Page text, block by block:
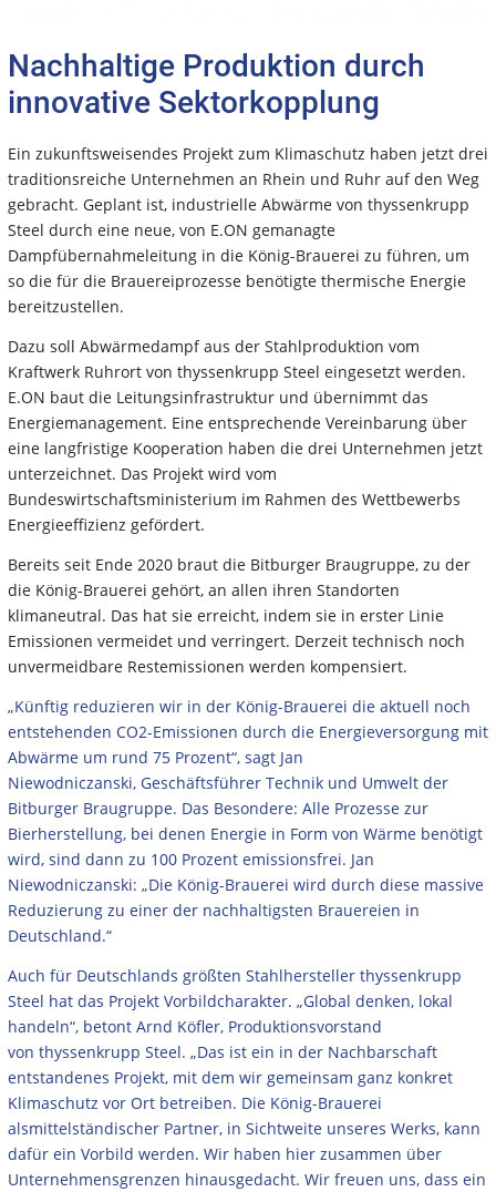
Nachhaltige Produktion durch
innovative Sektorkopplung
Ein zukunftsweisendes Projekt zum Klimaschutz haben jetzt drei
traditionsreiche Unternehmen an Rhein und Ruhr auf den Weg
gebracht. Geplant ist, industrielle Abwärme von thyssenkrupp
Steel durch eine neue, von E.ON gemanagte
Dampfübernahmeleitung in die König-Brauerei zu führen, um
so die für die Brauereiprozesse benötigte thermische Energie
bereitzustellen.
Dazu soll Abwärmedampf aus der Stahlproduktion vom
Kraftwerk Ruhrort von thyssenkrupp Steel eingesetzt werden.
E.ON baut die Leitungsinfrastruktur und übernimmt das
Energiemanagement. Eine entsprechende Vereinbarung über
eine langfristige Kooperation haben die drei Unternehmen jetzt
unterzeichnet. Das Projekt wird vom
Bundeswirtschaftsministerium im Rahmen des Wettbewerbs
Energieeffizienz gefördert.
Bereits seit Ende 2020 braut die Bitburger Braugruppe, zu der
die König-Brauerei gehört, an allen ihren Standorten
klimaneutral. Das hat sie erreicht, indem sie in erster Linie
Emissionen vermeidet und verringert. Derzeit technisch noch
unvermeidbare Restemissionen werden kompensiert.
„Künftig reduzieren wir in der König-Brauerei die aktuell noch
entstehenden CO2-Emissionen durch die Energieversorgung mit
Abwärme um rund 75 Prozent“, sagt Jan
Niewodniczanski, Geschäftsführer Technik und Umwelt der
Bitburger Braugruppe. Das Besondere: Alle Prozesse zur
Bierherstellung, bei denen Energie in Form von Wärme benötigt
wird, sind dann zu 100 Prozent emissionsfrei. Jan
Niewodniczanski: „Die König-Brauerei wird durch diese massive
Reduzierung zu einer der nachhaltigsten Brauereien in
Deutschland.“
Auch für Deutschlands größten Stahlhersteller thyssenkrupp
Steel hat das Projekt Vorbildcharakter. „Global denken, lokal
handeln“, betont Arnd Köfler, Produktionsvorstand
von thyssenkrupp Steel. „Das ist ein in der Nachbarschaft
entstandenes Projekt, mit dem wir gemeinsam ganz konkret
Klimaschutz vor Ort betreiben. Die König-Brauerei
alsmittelständischer Partner, in Sichtweite unseres Werks, kann
dafür ein Vorbild werden. Wir haben hier zusammen über
Unternehmensgrenzen hinausgedacht. Wir freuen uns, dass ein